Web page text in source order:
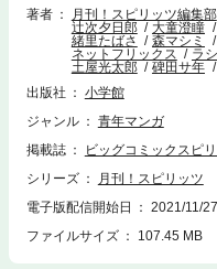
啓太郎（ヨツヤケイタロウ） ●
ース』辻次夕日郎 ●メガヒッ
手を出すな！』大童澄瞳 ●『
沢 薫 ●『三日月のドラゴン
子 ●『暗殺後宮 ？暗殺女官・
三浦えりか ●『くるくるくる
ヤスケ？』原作／ネットフリ
屋光太郎（ツチヤコウタロウ
エタサトシ） ●『古事記（中
●『こころのナース夜野さ
ジタル版には、紙版の付録は
著者 月刊！スピリッツ編集部
辻次夕日郎
大童澄瞳
緒里たばさ
森マシミ
ネットフリックス
ラ
土屋光太郎
碑田サ年
出版社
小学館
ジャンル
青年マンガ
掲載誌
ビッグコミックスピ
シリーズ
月刊！スピリッツ
電子版配信開始日
2021/11/27
ファイルサイズ
107.45 MB